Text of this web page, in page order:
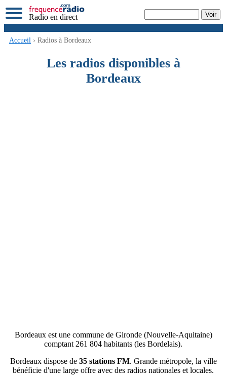
Radio en direct
Accueil › Radios à Bordeaux
Les radios disponibles à
Bordeaux
Bordeaux est une commune de Gironde (Nouvelle-Aquitaine)
comptant 261 804 habitants (les Bordelais).
Bordeaux dispose de 35 stations FM. Grande métropole, la ville
bénéficie d'une large offre avec des radios nationales et locales.